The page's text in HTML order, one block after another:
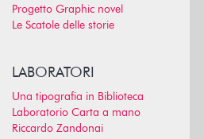
Progetto Graphic novel
Le Scatole delle storie
LABORATORI
Una tipografia in Biblioteca
Laboratorio Carta a mano
Riccardo Zandonai